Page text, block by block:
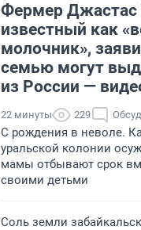
Фермер Джастас
известный как
молочник»,
семью могут
из России —
22 минуты 229
С рождения в неволе.
уральской колонии
мамы отбывают срок
своими детьми
Соль земли